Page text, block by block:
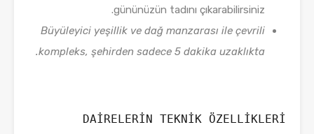
gününüzün tadını çıkarabilirsiniz.
Büyüleyici yeşillik ve dağ manzarası ile çevrili
kompleks, şehirden sadece 5 dakika uzaklıkta.
DAİRELERİN TEKNİK ÖZELLİKLERİ